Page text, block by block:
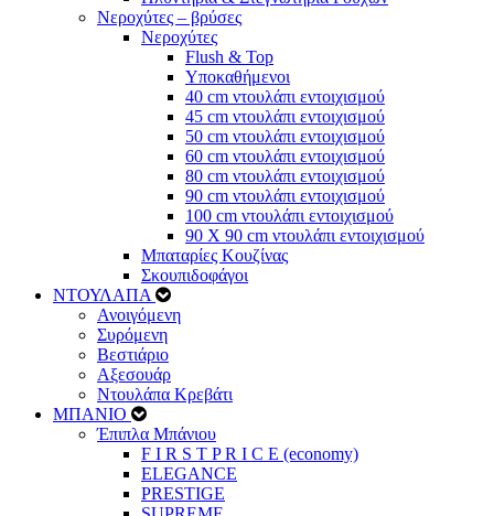
Νεροχύτες – βρύσες
Νεροχύτες
Flush & Top
Υποκαθήμενοι
40 cm ντουλάπι εντοιχισμού
45 cm ντουλάπι εντοιχισμού
50 cm ντουλάπι εντοιχισμού
60 cm ντουλάπι εντοιχισμού
80 cm ντουλάπι εντοιχισμού
90 cm ντουλάπι εντοιχισμού
100 cm ντουλάπι εντοιχισμού
90 Χ 90 cm ντουλάπι εντοιχισμού
Μπαταρίες Κουζίνας
Σκουπιδοφάγοι
ΝΤΟΥΛΑΠΑ
Ανοιγόμενη
Συρόμενη
Βεστιάριο
Αξεσουάρ
Ντουλάπα Κρεβάτι
ΜΠΑΝΙΟ
Έπιπλα Μπάνιου
F I R S T P R I C E (economy)
ELEGANCE
PRESTIGE